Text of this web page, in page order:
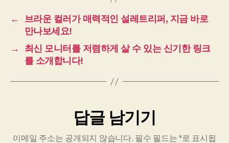
←
브라운 컬러가 매력적인 설레트리퍼, 지금 바로
만나보세요!
→
최신 모니터를 저렴하게 살 수 있는 신기한 링크
를 소개합니다!
답글 남기기
이메일 주소는 공개되지 않습니다. 필수 필드는*로 표시됩